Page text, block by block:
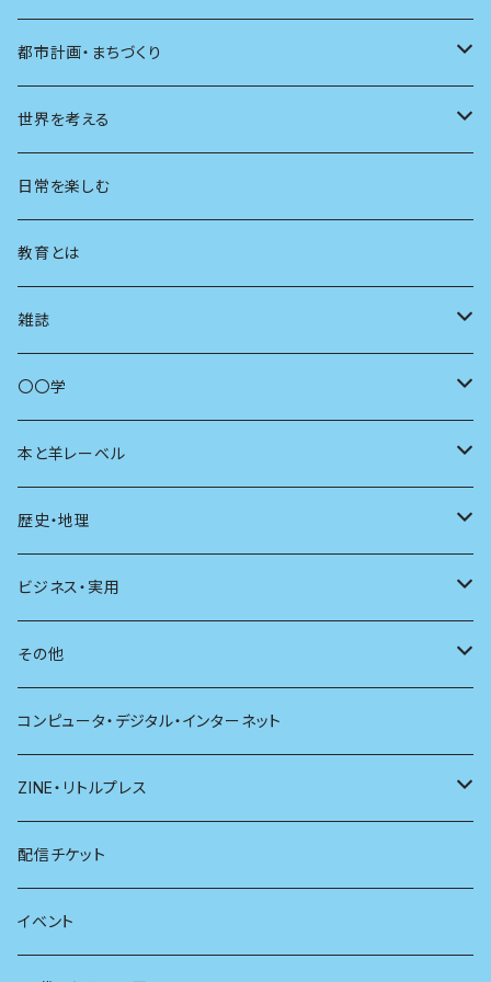
都市計画・まちづくり
都市
地方
まちづくり
コミュニティ
商いとは
世界を考える
思想
日常を楽しむ
教育とは
雑誌
母の友
ユリイカ
現代思想
新潮
別冊太陽
〇〇学
動物
自然
科学
社会
哲学
医学
看護学
心理学
経営学
本と羊レーベル
電子版（EPub）
電子版（PDF）
歴史・地理
歴史
地理
ビジネス・実用
雷鳥社辞典シリーズ
その他
珈琲
雑貨
コンピュータ・デジタル・インターネット
ZINE・リトルプレス
電子版（EPub）
電子版（PDF）
配信チケット
イベント